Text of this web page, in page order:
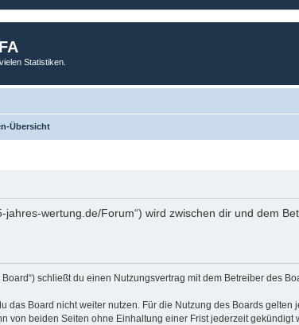
Statistiken.
Übersicht
jahres-wertung.de/Forum“) wird zwischen dir und dem
schließt du einen Nutzungsvertrag mit dem Betreiber des
das Board nicht weiter nutzen. Für die Nutzung des Boards
von beiden Seiten ohne Einhaltung einer Frist jederzeit gekündigt